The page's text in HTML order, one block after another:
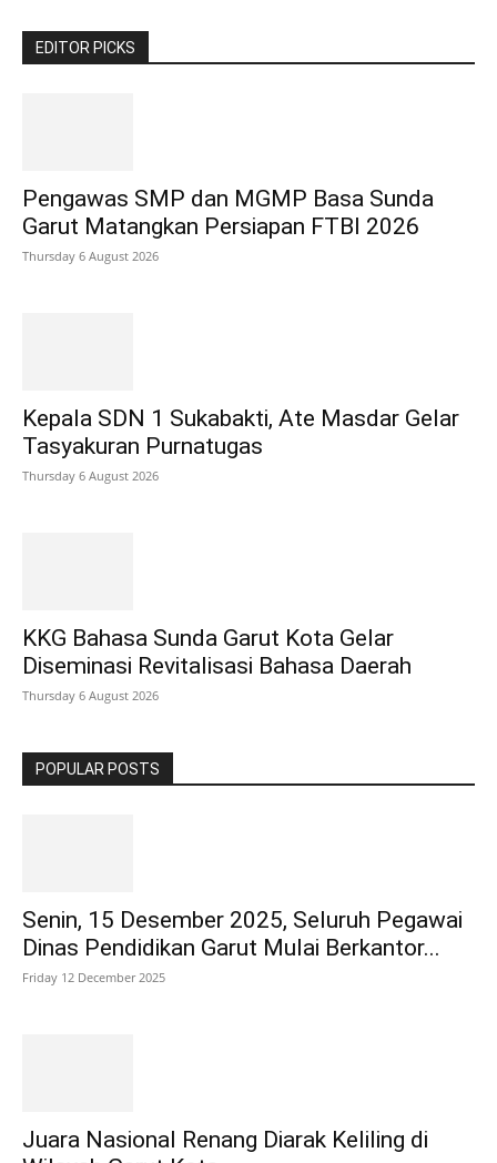
EDITOR PICKS
Pengawas SMP dan MGMP Basa Sunda
Garut Matangkan Persiapan FTBI 2026
Thursday 6 August 2026
Kepala SDN 1 Sukabakti, Ate Masdar Gelar
Tasyakuran Purnatugas
Thursday 6 August 2026
KKG Bahasa Sunda Garut Kota Gelar
Diseminasi Revitalisasi Bahasa Daerah
Thursday 6 August 2026
POPULAR POSTS
Senin, 15 Desember 2025, Seluruh Pegawai
Dinas Pendidikan Garut Mulai Berkantor...
Friday 12 December 2025
Juara Nasional Renang Diarak Keliling di